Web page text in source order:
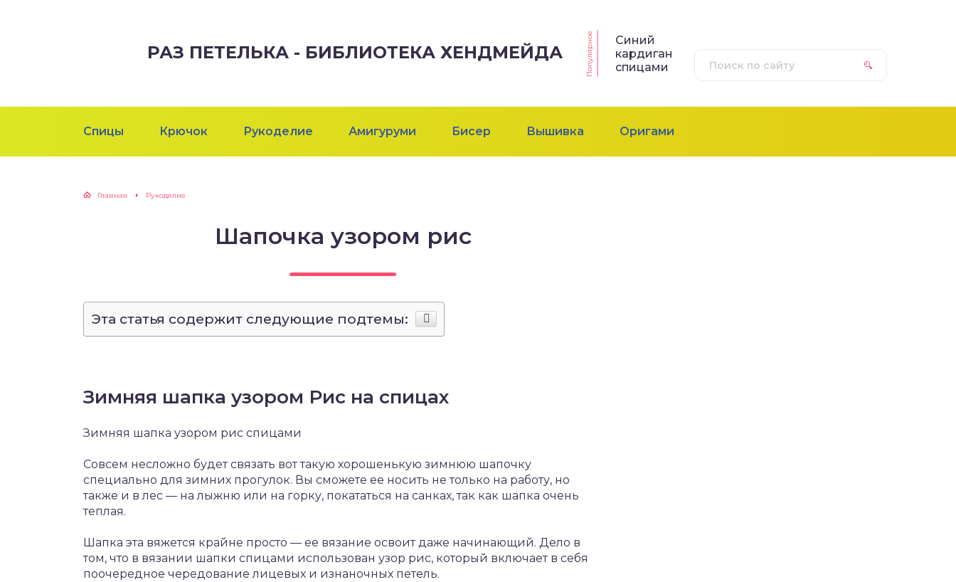
РАЗ ПЕТЕЛЬКА - БИБЛИОТЕКА ХЕНДМЕЙДА Популярное
Синий
кардиган
спицами
Спицы Крючок Рукоделие Амигуруми Бисер Вышивка Оригами
Главная Рукоделие
Шапочка узором рис
Эта статья содержит следующие подтемы:
Зимняя шапка узором Рис на спицах
Зимняя шапка узором рис спицами
Совсем несложно будет связать вот такую хорошенькую зимнюю шапочку
специально для зимних прогулок. Вы сможете ее носить не только на работу, но
также и в лес — на лыжню или на горку, покататься на санках, так как шапка очень
теплая.
Шапка эта вяжется крайне просто — ее вязание освоит даже начинающий. Дело в
том, что в вязании шапки спицами использован узор рис, который включает в себя
поочередное чередование лицевых и изнаночных петель.